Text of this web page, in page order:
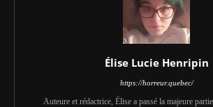
Élise Lucie Henripin
https://horreur.quebec/
Auteure et rédactrice, Élise a passé la majeure